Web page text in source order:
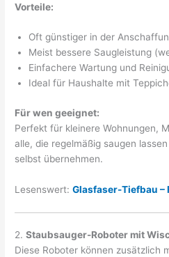
Vorteile:
Oft günstiger in der
Meist bessere Saugleistung
Einfachere Wartung und
Ideal für Haushalte mit
Für wen geeignet:
Perfekt für kleinere Wohnungen,
alle, die regelmäßig saugen
selbst übernehmen.
Lesenswert:Glasfaser-Tiefbau
2.Staubsauger-Roboter mit
Diese Roboter können zusätzlich